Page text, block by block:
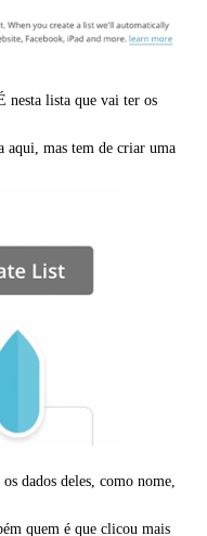
nesta lista que vai ter os
aqui, mas tem de criar uma
dados deles, como nome,
quem é que clicou mais